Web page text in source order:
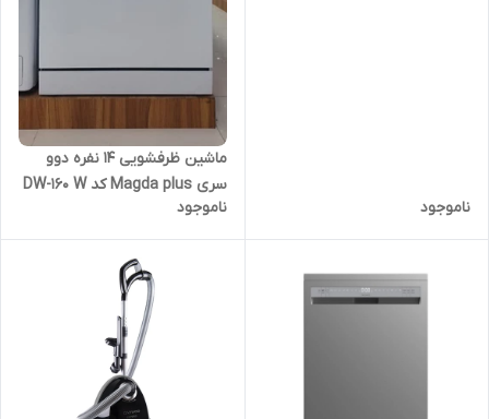
ناموجود
ماشین ظرفشویی ۱۴ نفره دوو
سری Magda plus کد DW-160 W
ناموجود